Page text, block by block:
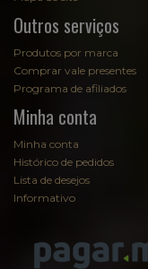
Outros serviços
Produtos por marca
Comprar vale presentes
Programa de afiliados
Minha conta
Minha conta
Histórico de pedidos
Lista de desejos
Informativo